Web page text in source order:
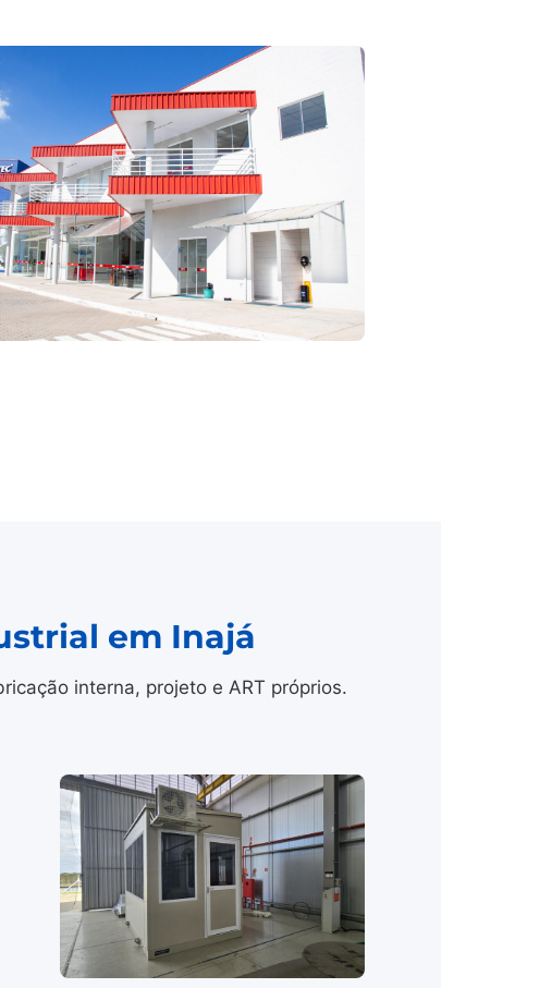
em Inajá
interna, projeto e ART próprios.